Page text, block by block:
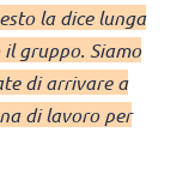
la dice lunga
gruppo. Siamo
di arrivare a
di lavoro per